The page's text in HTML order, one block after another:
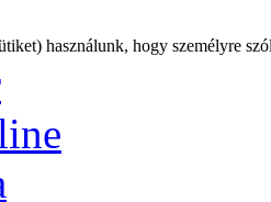
használunk, hogy személyre